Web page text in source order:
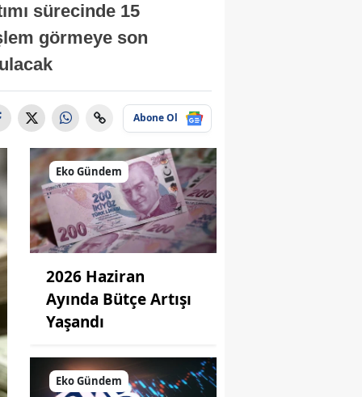
sürecinde 15
görmeye son
Abone Ol
Eko Gündem
2026 Haziran
Ayında Bütçe Artışı
Yaşandı
Eko Gündem